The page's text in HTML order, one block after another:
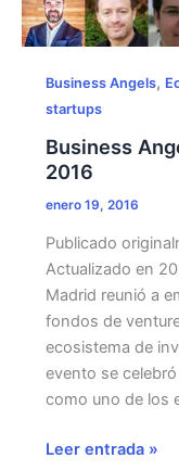
Business Angels,
startups
Business
2016
enero 19, 2016
Publicado
Actualizado en
Madrid reunió a
fondos de
ecosistema de
evento se
como uno de los
Business
Leer entrada »